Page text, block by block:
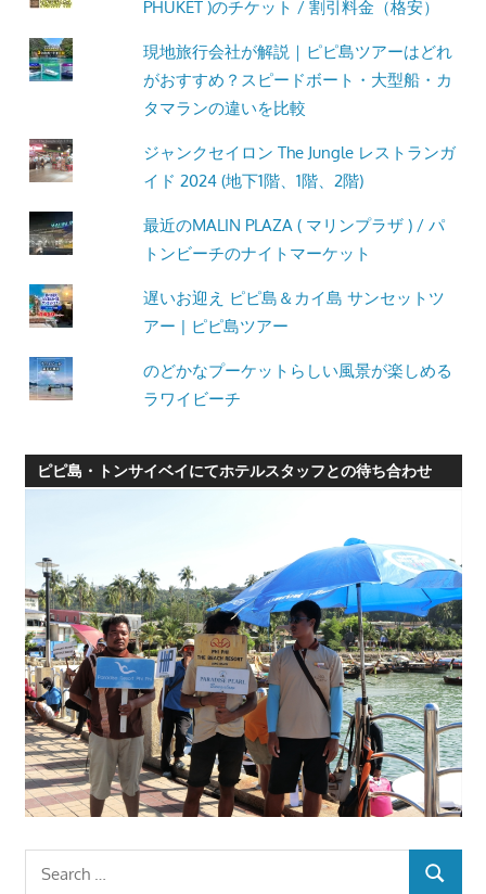
PHUKET )のチケット / 割引料金（格安）
現地旅行会社が解説｜ピピ島ツアーはどれ
がおすすめ？スピードボート・大型船・カ
タマランの違いを比較
ジャンクセイロン The Jungle レストランガ
イド 2024 (地下1階、1階、2階)
最近のMALIN PLAZA ( マリンプラザ ) / パ
トンビーチのナイトマーケット
遅いお迎え ピピ島＆カイ島 サンセットツ
アー | ピピ島ツアー
のどかなプーケットらしい風景が楽しめる
ラワイビーチ
ピピ島・トンサイベイにてホテルスタッフとの待ち合わせ
SEARCH